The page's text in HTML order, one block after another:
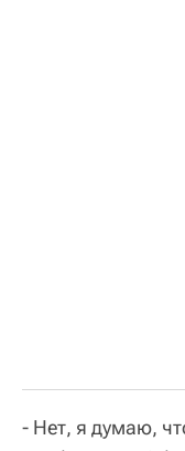
- Нет, я думаю,